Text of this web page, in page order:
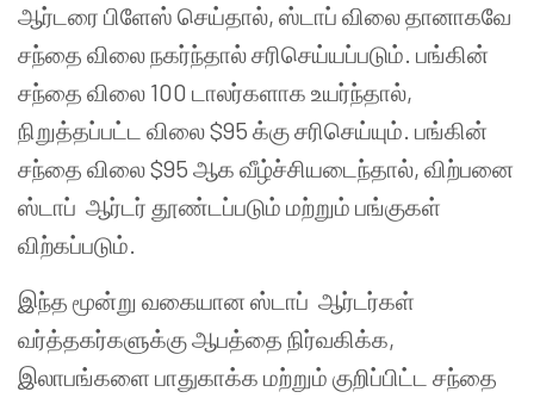
ஆர்டரை பிளேஸ் செய்தால், ஸ்டாப் விலை தானாகவே
சந்தை விலை நகர்ந்தால் சரிசெய்யப்படும். பங்கின்
சந்தை விலை 100 டாலர்களாக உயர்ந்தால்,
நிறுத்தப்பட்ட விலை $95 க்கு சரிசெய்யும். பங்கின்
சந்தை விலை $95 ஆக வீழ்ச்சியடைந்தால், விற்பனை
ஸ்டாப் ஆர்டர் தூண்டப்படும் மற்றும் பங்குகள்
விற்கப்படும்.
இந்த மூன்று வகையான ஸ்டாப் ஆர்டர்கள்
வர்த்தகர்களுக்கு ஆபத்தை நிர்வகிக்க,
இலாபங்களை பாதுகாக்க மற்றும் குறிப்பிட்ட சந்தை